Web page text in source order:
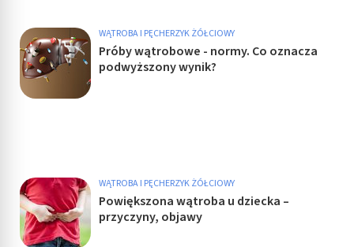
WĄTROBA I PĘCHERZYK ŻÓŁCIOWY
Próby wątrobowe - normy. Co oznacza
podwyższony wynik?
WĄTROBA I PĘCHERZYK ŻÓŁCIOWY
Powiększona wątroba u dziecka –
przyczyny, objawy